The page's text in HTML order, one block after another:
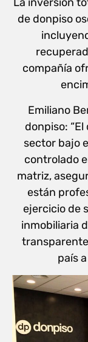
de donpiso
compañía
Emiliano
donpiso:
sector bajo
controlado
matriz,
están
ejercicio de
inmobiliaria
país